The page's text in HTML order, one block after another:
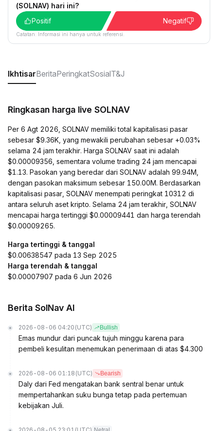
(SOLNAV) hari ini?
Positif
Negatif
Catatan: Informasi ini hanya untuk referensi.
IkhtisarBeritaPeringkatSosialT&J
Ringkasan harga live SOLNAV
Per 6 Agt 2026, SOLNAV memiliki total kapitalisasi pasar
sebesar $9.36K, yang mewakili perubahan sebesar +0.03%
selama 24 jam terakhir. Harga SOLNAV saat ini adalah
$0.00009356, sementara volume trading 24 jam mencapai
$1.13. Pasokan yang beredar dari SOLNAV adalah 99.94M,
dengan pasokan maksimum sebesar 150.00M. Berdasarkan
kapitalisasi pasar, SOLNAV menempati peringkat 10312 di
antara seluruh aset kripto. Selama 24 jam terakhir, SOLNAV
mencapai harga tertinggi $0.00009441 dan harga terendah
$0.00009265.
Harga tertinggi & tanggal
$0.00638547 pada 13 Sep 2025
Harga terendah & tanggal
$0.00007907 pada 6 Jun 2026
Berita SolNav AI
2026-08-06 04:20 (UTC) Bullish
Emas mundur dari puncak tujuh minggu karena para
pembeli kesulitan menemukan penerimaan di atas $4.300
2026-08-06 01:18 (UTC) Bearish
Daly dari Fed mengatakan bank sentral benar untuk
mempertahankan suku bunga tetap pada pertemuan
kebijakan Juli.